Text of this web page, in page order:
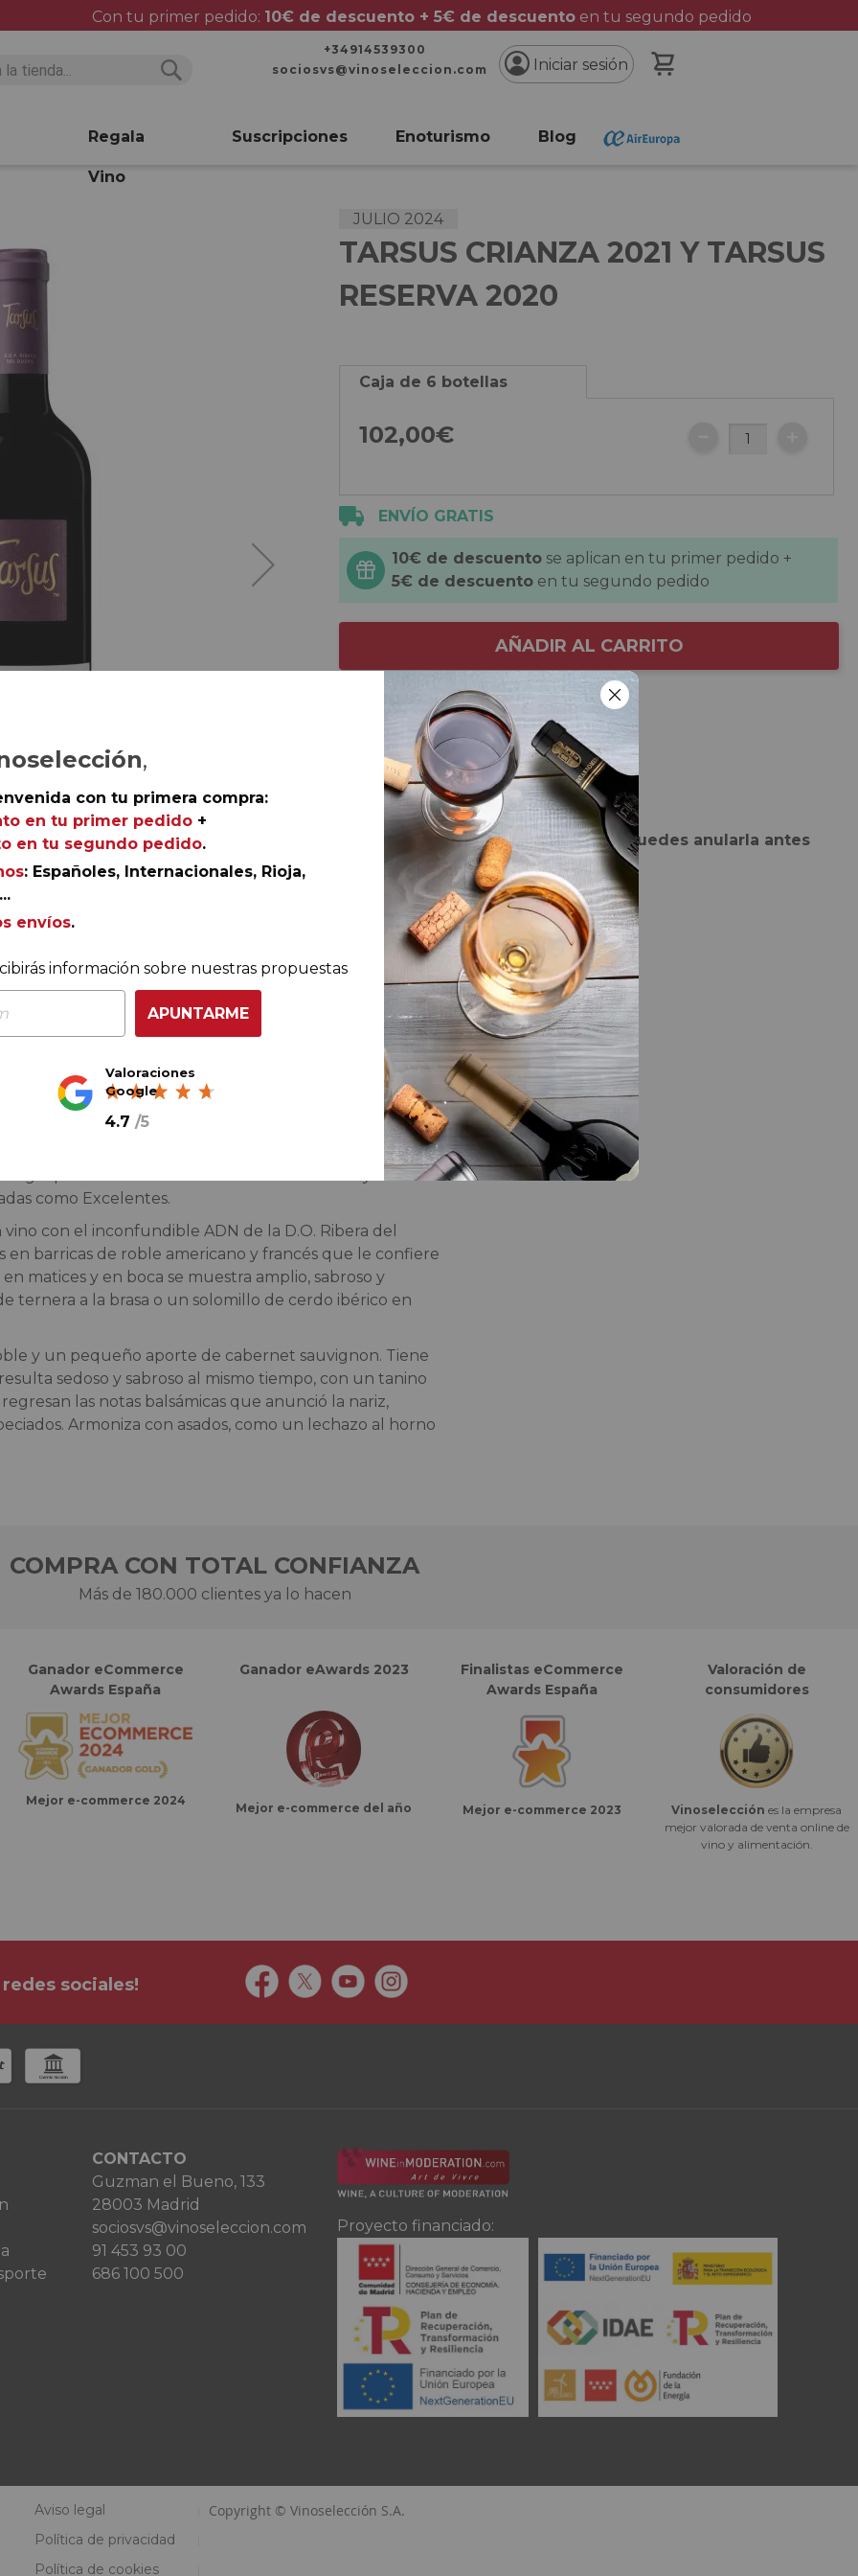
Con tu primer pedido: 10€ de descuento + 5€ de descuentoen tu segundo pedido
+34914539300
sociosvs@vinoseleccion.com
Iniciar sesión
Regala
Vino
Suscripciones Enoturismo Blog
Ref.224075
JULIO 2024
TARSUS CRIANZA 2021 Y TARSUS
RESERVA 2020
Caja de 6 botellas
102,00€
ENVÍO GRATIS
10€ de descuento se aplican en tu primer pedido +
5€ de descuento en tu segundo pedido
AÑADIR AL CARRITO
Productos de la selección
3 botellas deTarsus Crianza 2021.
3 botellas de Tarsus Reserva 2020.
Si no quieres recibir esta entrega, puedes anularla antes
del 26 de junioaquí.
viñedo, Tarsus es una de las pocas bodegas
château
tintos que forman esta Selección Privada y que
grupo Pernod Ricard:
Tarsus
como Excelentes.
con el inconfundible ADN de la D.O. Ribera del
en barricas de roble americano y francés que le confiere
matices y en boca se muestra amplio, sabroso y
ternera a la brasa o un solomillo de cerdo ibérico en
y un pequeño aporte de cabernet sauvignon. Tiene
sedoso y sabroso al mismo tiempo, con un tanino
las notas balsámicas que anunció la nariz,
Armoniza con asados, como un lechazo al horno
COMPRA CON TOTAL CONFIANZA
Más de 180.000 clientes ya lo hacen
Ganador eCommerce
Awards España
Mejor e-commerce 2024
Ganador eAwards 2023
Mejor e-commerce del año
Finalistas eCommerce
Awards España
Mejor e-commerce 2023
Valoración de
consumidores
Vinoselección es la empresa
mejor valorada de venta online de
vino y alimentación.
sociales!
CONTACTO
Guzman el Bueno, 133
28003 Madrid
sociosvs@vinoseleccion.com
91 453 93 00
686 100 500
Proyecto financiado:
Aviso legal
Política de privacidad
Política de cookies
Copyright © Vinoselección S.A.
,
con tu primera compra:
en tu primer pedido+
en tu segundo pedido.
: Españoles, Internacionales, Rioja,
envíos.
información sobre nuestras propuestas
APUNTARME
Valoraciones
Google
4.7 /5